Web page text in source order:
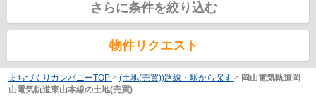
さらに条件を絞り込む
物件リクエスト
まちづくりカンパニーTOP > (土地(売買))路線・駅から探す > 岡山電気軌道岡
山電気軌道東山本線の土地(売買)